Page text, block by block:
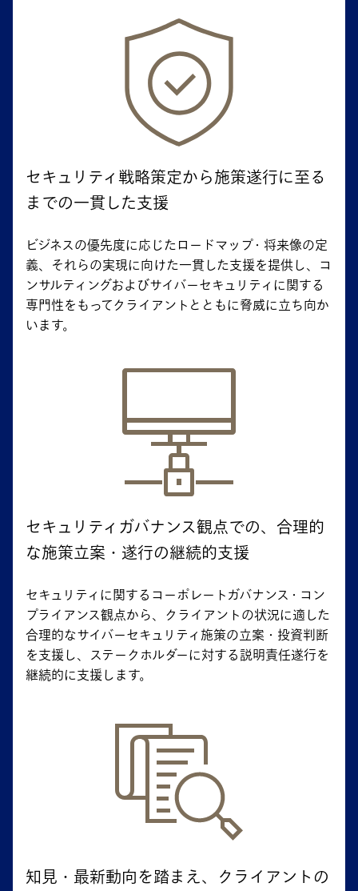
セキュリティ戦略策定から施策遂行に至る
までの一貫した支援
ビジネスの優先度に応じたロードマップ・将来像の定
義、それらの実現に向けた一貫した支援を提供し、コ
ンサルティングおよびサイバーセキュリティに関する
専門性をもってクライアントとともに脅威に立ち向か
います。
セキュリティガバナンス観点での、合理的
な施策立案・遂行の継続的支援
セキュリティに関するコーポレートガバナンス・コン
プライアンス観点から、クライアントの状況に適した
合理的なサイバーセキュリティ施策の立案・投資判断
を支援し、ステークホルダーに対する説明責任遂行を
継続的に支援します。
知見・最新動向を踏まえ、クライアントの